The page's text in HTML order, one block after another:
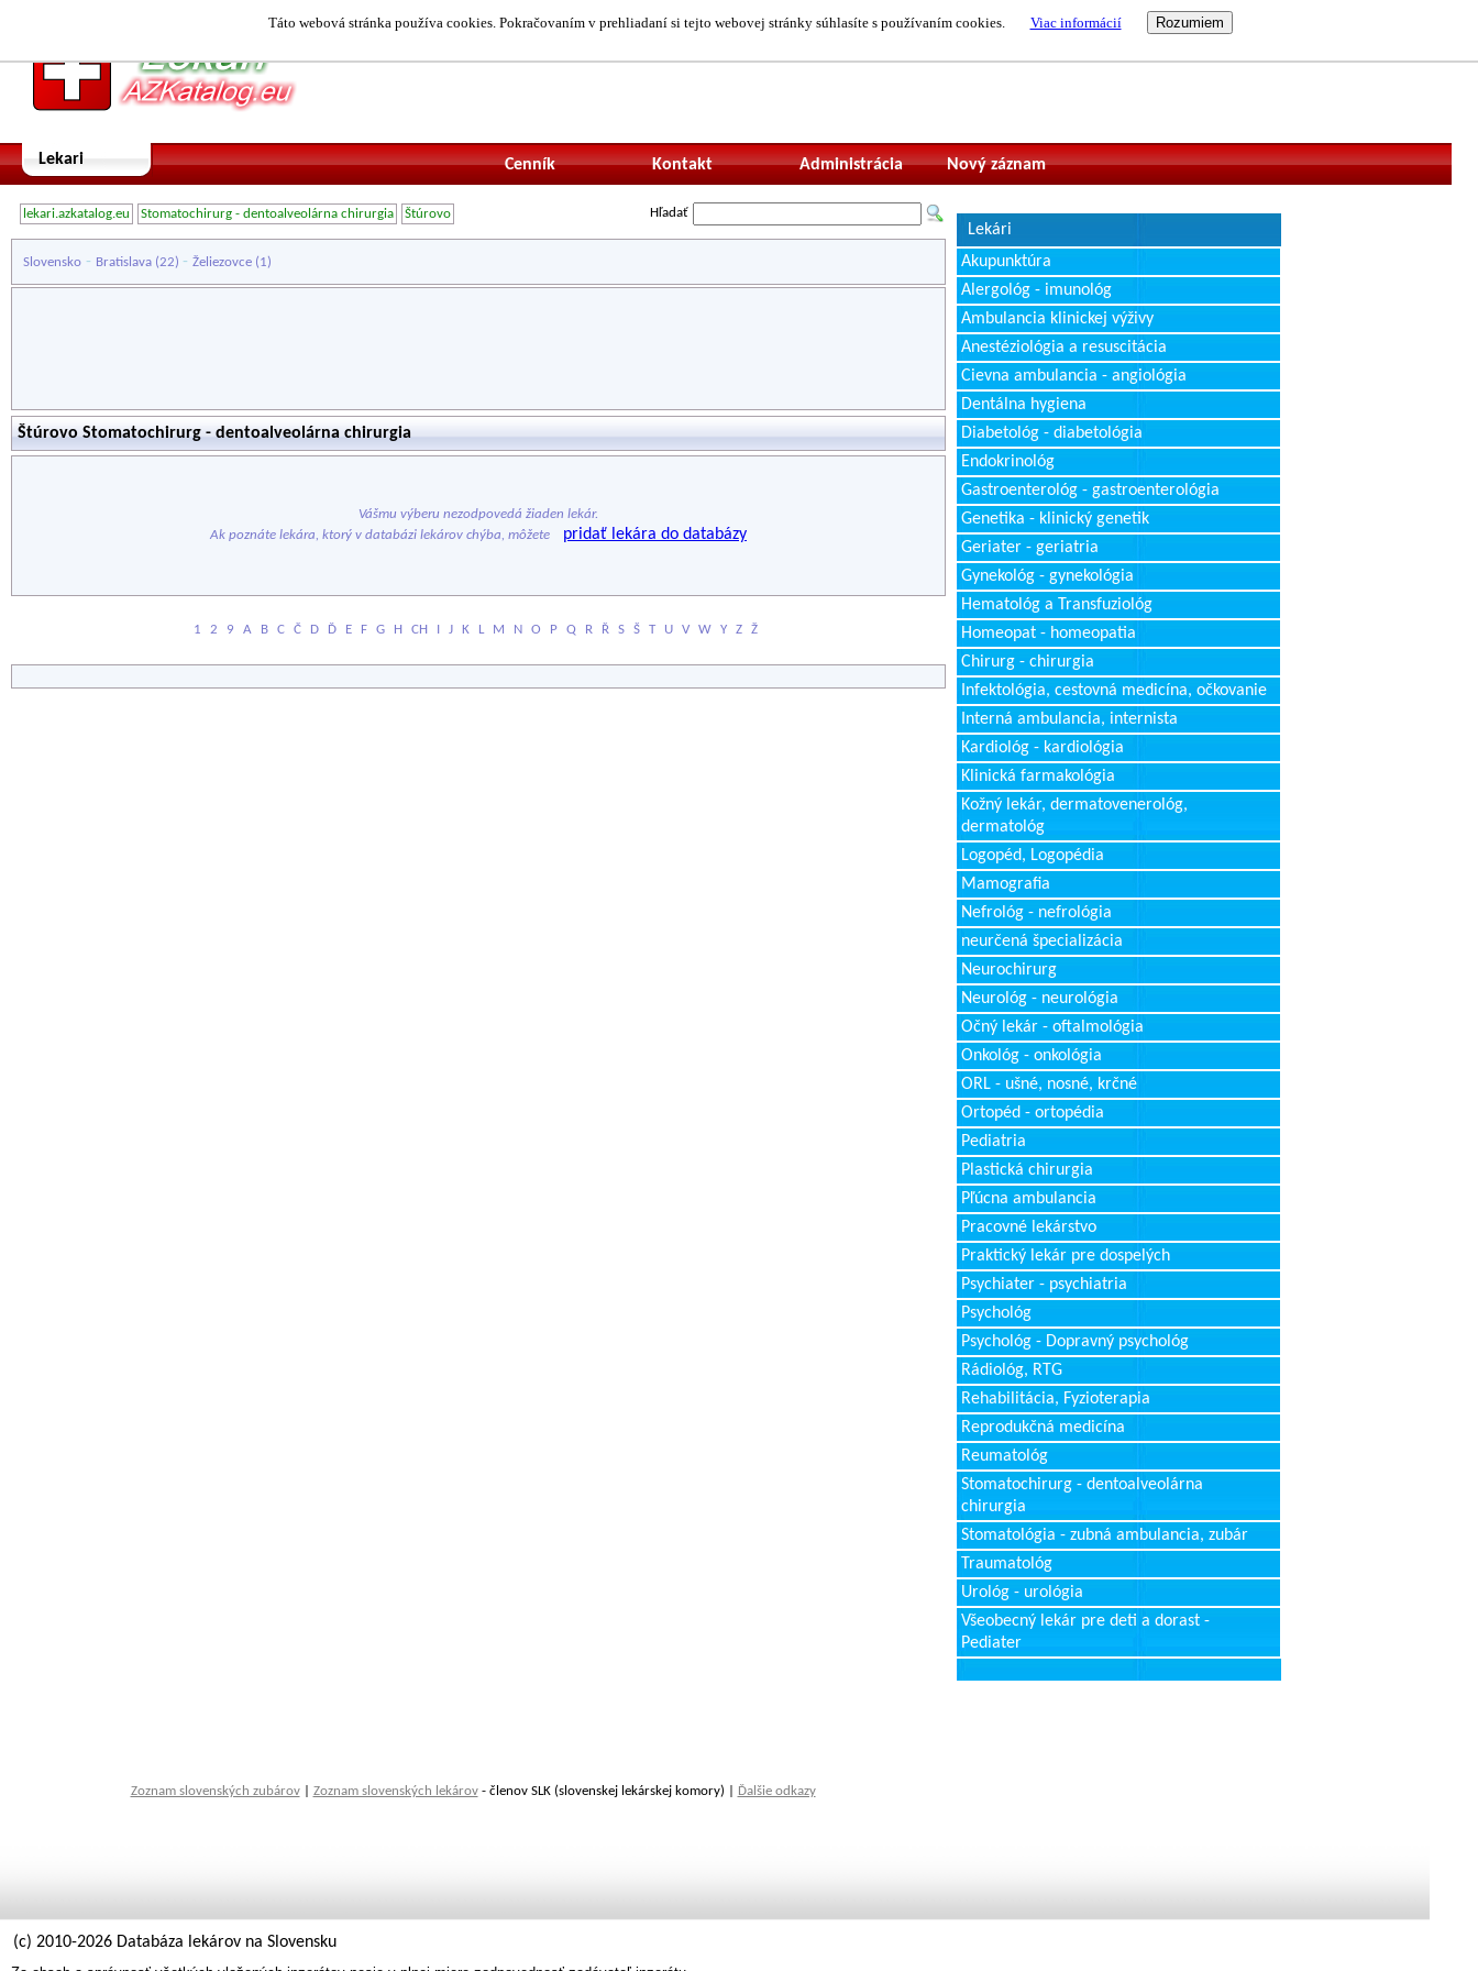
Táto webová stránka používa cookies. Pokračovaním v prehliadaní si tejto webovej stránky súhlasíte s používaním cookies. Viac informácií
Lekari Nový záznam
Administrácia
Kontakt
Cenník
lekari.azkatalog.eu Stomatochirurg - dentoalveolárna chirurgia Štúrovo Hľadať
Slovensko - Bratislava (22) - Želiezovce (1)
Štúrovo Stomatochirurg - dentoalveolárna chirurgia
Vášmu výberu nezodpovedá žiaden lekár.
Ak poznáte lekára, ktorý v databázi lekárov chýba, môžete
pridať lekára do databázy
1 2 9 A B C Č D Ď E F G H CH I J K L M N O P Q R Ř S Š T U V W Y Z Ž
Lekári
Akupunktúra
Alergológ - imunológ
Ambulancia klinickej výživy
Anestéziológia a resuscitácia
Cievna ambulancia - angiológia
Dentálna hygiena
Diabetológ - diabetológia
Endokrinológ
Gastroenterológ - gastroenterológia
Genetika - klinický genetik
Geriater - geriatria
Gynekológ - gynekológia
Hematológ a Transfuziológ
Homeopat - homeopatia
Chirurg - chirurgia
Infektológia, cestovná medicína, očkovanie
Interná ambulancia, internista
Kardiológ - kardiológia
Klinická farmakológia
Kožný lekár, dermatovenerológ,
dermatológ
Logopéd, Logopédia
Mamografia
Nefrológ - nefrológia
neurčená špecializácia
Neurochirurg
Neurológ - neurológia
Očný lekár - oftalmológia
Onkológ - onkológia
ORL - ušné, nosné, krčné
Ortopéd - ortopédia
Pediatria
Plastická chirurgia
Pľúcna ambulancia
Pracovné lekárstvo
Praktický lekár pre dospelých
Psychiater - psychiatria
Psychológ
Psychológ - Dopravný psychológ
Rádiológ, RTG
Rehabilitácia, Fyzioterapia
Reprodukčná medicína
Reumatológ
Stomatochirurg - dentoalveolárna
chirurgia
Stomatológia - zubná ambulancia, zubár
Traumatológ
Urológ - urológia
Všeobecný lekár pre deti a dorast -
Pediater
Zoznam slovenských zubárov| Zoznam slovenských lekárov- členov SLK (slovenskej lekárskej komory) | Ďalšie odkazy
(c) 2010-2026 Databáza lekárov na Slovensku